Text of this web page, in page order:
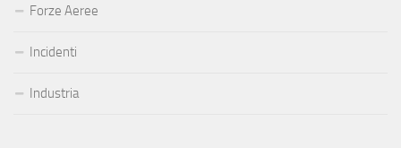
Forze Aeree
Incidenti
Industria